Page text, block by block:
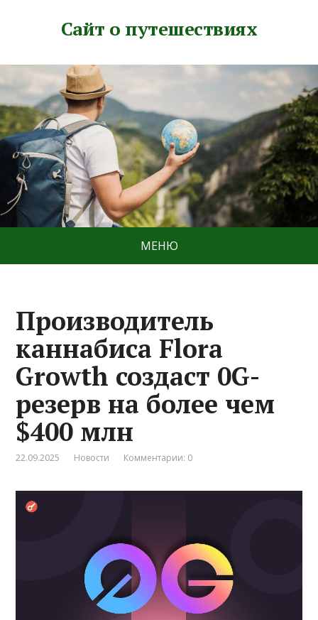
Сайт о путешествиях
МЕНЮ
Производитель
каннабиса Flora
Growth создаст 0G-
резерв на более чем
$400 млн
22.09.2025 Новости Комментарии: 0